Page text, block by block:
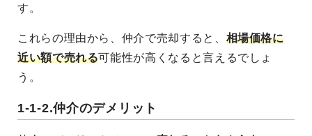
す。
これらの理由から、仲介で売却すると、 相場価格に
近い額で売れる可能性が高くなると言えるでしょ
う。
1-1-2.仲介のデメリット